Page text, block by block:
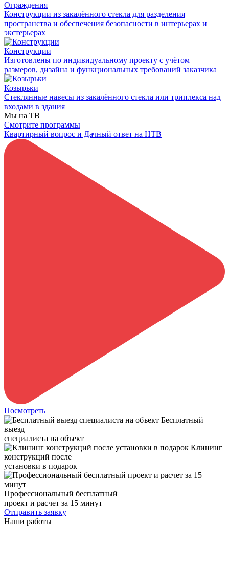
Ограждения
Конструкции из закалённого стекла для разделения
пространства и обеспечения безопасности в интерьерах и
экстерьерах
Конструкции
Изготовлены по индивидуальному проекту с учётом
размеров, дизайна и функциональных требований заказчика
Козырьки
Стеклянные навесы из закалённого стекла или триплекса над
входами в здания
Мы на ТВ
Смотрите программы
Квартирный вопрос и Дачный ответ на НТВ
Посмотреть
Бесплатный
выезд
специалиста на объект
Клининг
конструкций после
установки в подарок
Профессиональный бесплатный
проект и расчет за 15 минут
Отправить заявку
Наши работы